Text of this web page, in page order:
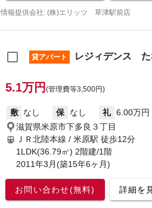
情報提供会社: (株)エリッツ 草津駅前店
貸アパート レジィデンス た
5.1万円 (管理費等3,500円)
敷 なし 保 なし 礼 6.00万円
滋賀県米原市下多良３丁目
ＪＲ北陸本線 / 米原駅 徒歩12分
1LDK(36.79㎡) 2階建/1階
2011年3月(築15年6ヶ月)
お問い合わせ(無料) 詳細を